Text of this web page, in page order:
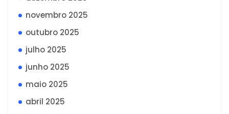
novembro 2025
outubro 2025
julho 2025
junho 2025
maio 2025
abril 2025